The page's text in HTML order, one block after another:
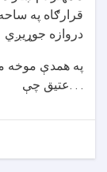
قرارګاه په
دروازه جوړیږي
په همدې موخه
عتیق چې. . .